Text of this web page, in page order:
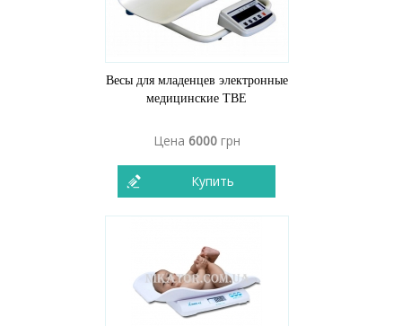
Весы для младенцев электронные
медицинские ТВЕ
Цена 6000грн
Купить